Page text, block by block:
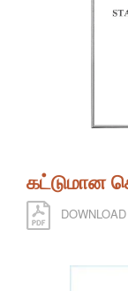
கட்டுமான